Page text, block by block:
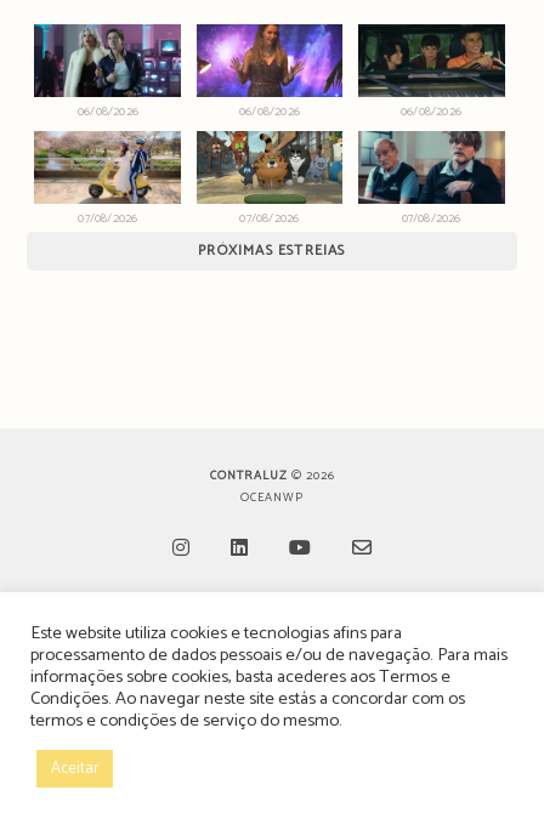
06/08/2026 06/08/2026 06/08/2026
07/08/2026 07/08/2026 07/08/2026
PRÓXIMAS ESTREIAS
CONTRALUZ © 2026
OCEANWP
in
a
new
in
a
new
tab
in
a
new
in
a
new
TERMOS, CONDIÇÕES & POLÍTICA DE PRIVACIDADE
ESTATUTO EDITORIAL
POLÍTICA DE PUBLICIDADE E ANÚNCIOS
Este website utiliza cookies e tecnologias afins para
processamento de dados pessoais e/ou de navegação. Para mais
informações sobre cookies, basta acederes aosTermos e
Condições. Ao navegar neste site estás a concordar com os
termos e condições de serviço do mesmo.
Aceitar